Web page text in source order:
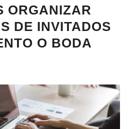
ORGANIZAR
DE INVITADOS
O BODA